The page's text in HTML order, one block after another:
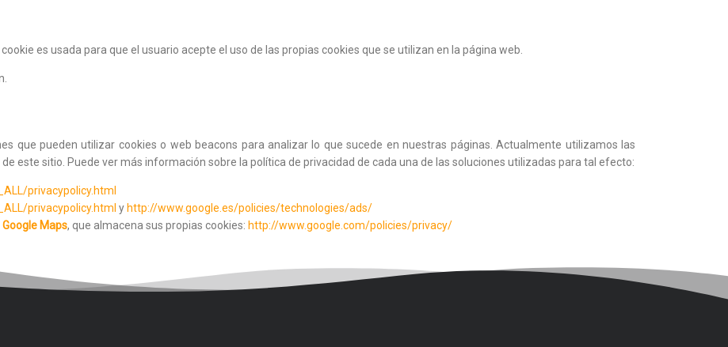
es usada para que el usuario acepte el uso de las propias cookies que se utilizan en la página web.
que pueden utilizar cookies o web beacons para analizar lo que sucede en nuestras páginas. Actualmente utilizamos las
este sitio. Puede ver más información sobre la política de privacidad de cada una de las soluciones utilizadas para tal efecto:
privacypolicy.html
privacypolicy.html y http://www.google.es/policies/technologies/ads/
Google Maps, que almacena sus propias cookies: http://www.google.com/policies/privacy/